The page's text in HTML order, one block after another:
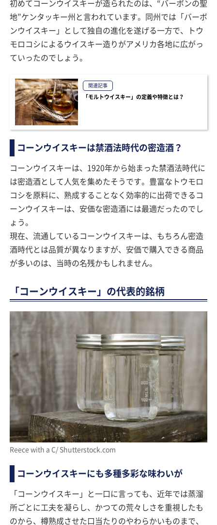
初めてコーンウイスキーが造られたのは、“バーボンの聖
地”ケンタッキー州と言われています。同州では「バーボ
ンウイスキー」として独自の進化を遂げる一方で、トウ
モロコシによるウイスキー造りがアメリカ各地に広がっ
ていったのでしょう。
関連記事
「モルトウイスキー」の定義や特徴とは？
コーンウイスキーは禁酒法時代の密造酒？
コーンウイスキーは、1920年から始まった禁酒法時代に
は密造酒として人気を集めたそうです。豊富なトウモロ
コシを原料に、熟成することなく効率的に出荷できるコ
ーンウイスキーは、安価な密造酒には最適だったのでし
ょう。
現在、流通しているコーンウイスキーは、もちろん密造
酒時代とは品質が異なりますが、安価で購入できる商品
が多いのは、当時の名残かもしれません。
「コーンウイスキー」の代表的銘柄
Reece with a C/ Shutterstock.com
コーンウイスキーにも多種多彩な味わいが
「コーンウイスキー」と一口に言っても、近年では蒸溜
所ごとに工夫を凝らし、かつての荒々しさを重視したも
のから、樽熟成させた口当たりのやわらかいものまで、